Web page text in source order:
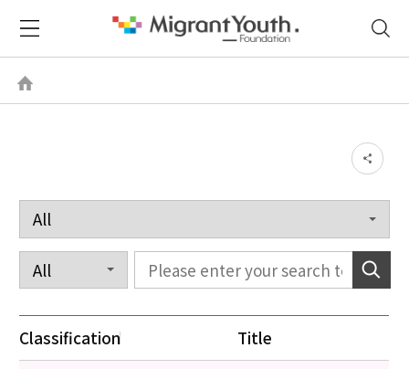
Classification Title